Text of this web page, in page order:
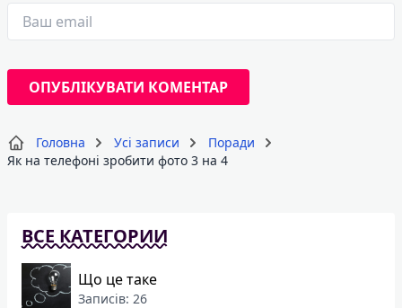
Головна Усі записи
Поради
Як на телефоні зробити фото 3 на 4
ВСЕ КАТЕГОРИИ
Що це таке
Записів: 26